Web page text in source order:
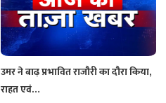
उमर ने बाढ़ प्रभावित राजौरी का दौरा किया,
राहत एवं…